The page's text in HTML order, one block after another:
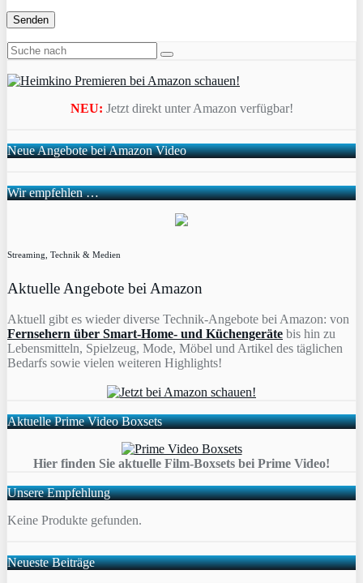
NEU: Jetzt direkt unter Amazon verfügbar!
Neue Angebote bei Amazon Video
Wir empfehlen …
Streaming, Technik & Medien
Aktuelle Angebote bei Amazon
Aktuell gibt es wieder diverse Technik-Angebote bei Amazon: von
Fernsehern über Smart-Home- und Küchengeräte bis hin zu
Lebensmitteln, Spielzeug, Mode, Möbel und Artikel des täglichen
Bedarfs sowie vielen weiteren Highlights!
Aktuelle Prime Video Boxsets
Hier finden Sie aktuelle Film-Boxsets bei Prime Video!
Unsere Empfehlung
Keine Produkte gefunden.
Neueste Beiträge